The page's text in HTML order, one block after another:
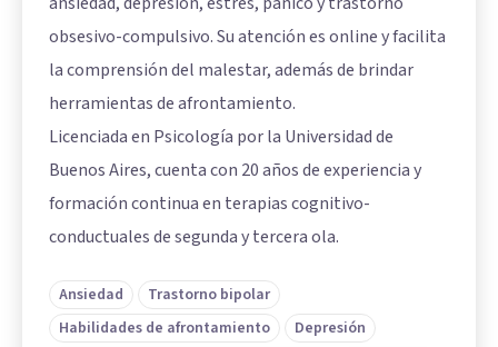
obsesivo-compulsivo. Su atención es online y facilita
la comprensión del malestar, además de brindar
herramientas de afrontamiento.
Licenciada en Psicología por la Universidad de
Buenos Aires, cuenta con 20 años de experiencia y
formación continua en terapias cognitivo-
conductuales de segunda y tercera ola.
Ansiedad
Trastorno bipolar
Habilidades de afrontamiento
Depresión